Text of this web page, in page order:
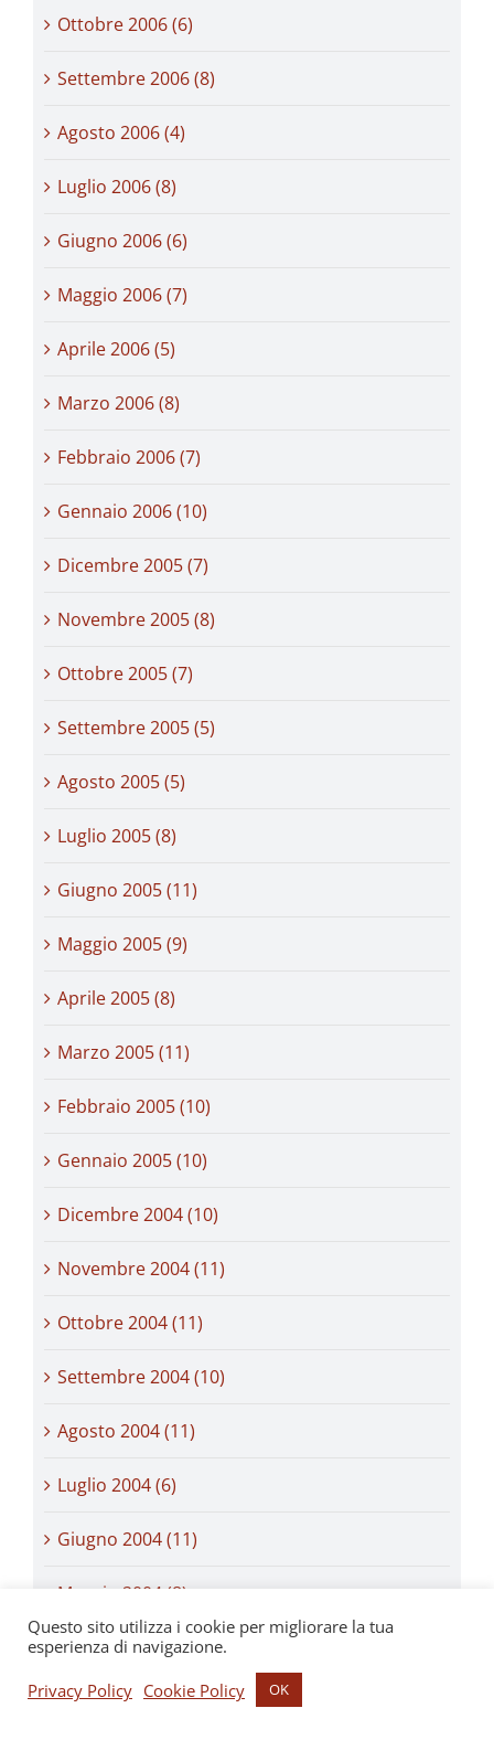
Ottobre 2006 (6)
Settembre 2006 (8)
Agosto 2006 (4)
Luglio 2006 (8)
Giugno 2006 (6)
Maggio 2006 (7)
Aprile 2006 (5)
Marzo 2006 (8)
Febbraio 2006 (7)
Gennaio 2006 (10)
Dicembre 2005 (7)
Novembre 2005 (8)
Ottobre 2005 (7)
Settembre 2005 (5)
Agosto 2005 (5)
Luglio 2005 (8)
Giugno 2005 (11)
Maggio 2005 (9)
Aprile 2005 (8)
Marzo 2005 (11)
Febbraio 2005 (10)
Gennaio 2005 (10)
Dicembre 2004 (10)
Novembre 2004 (11)
Ottobre 2004 (11)
Settembre 2004 (10)
Agosto 2004 (11)
Luglio 2004 (6)
Giugno 2004 (11)
Maggio 2004 (8)
Aprile 2004 (10)
Marzo 2004 (10)
Questo sito utilizza i cookie per migliorare la tua
esperienza di navigazione.
Privacy Policy Cookie Policy OK